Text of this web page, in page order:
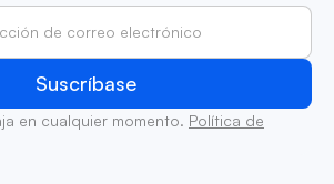
en cualquier momento. Política de